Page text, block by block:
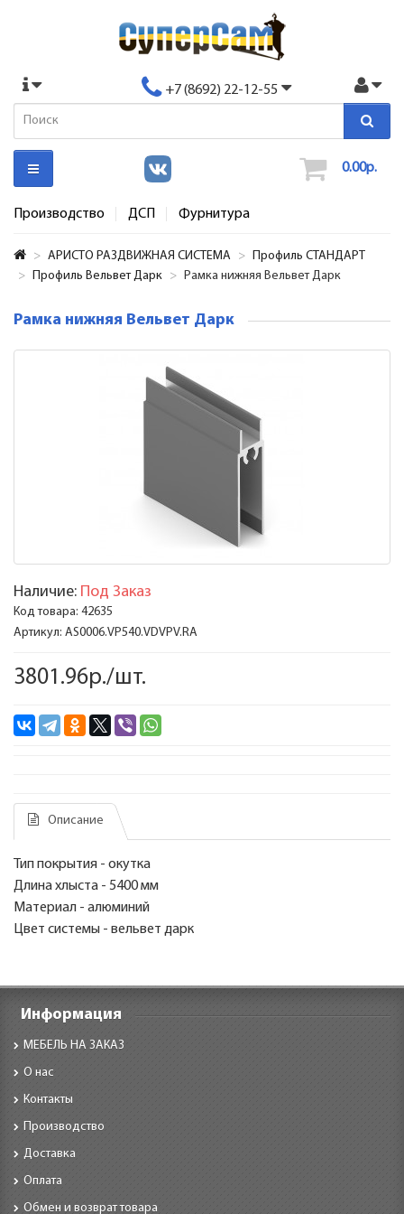
+7 (8692) 22-12-55
0.00р.
Производство ДСП Фурнитура
АРИСТО РАЗДВИЖНАЯ СИСТЕМА
Профиль СТАНДАРТ
Профиль Вельвет Дарк
Рамка нижняя Вельвет Дарк
Рамка нижняя Вельвет Дарк
Наличие: Под Заказ
Код товара: 42635
Артикул: AS0006.VP540.VDVPV.RA
3801.96р./шт.
Описание
Тип покрытия - окутка
Длина хлыста - 5400 мм
Материал - алюминий
Цвет системы - вельвет дарк
Информация
МЕБЕЛЬ НА ЗАКАЗ
О нас
Контакты
Производство
Доставка
Оплата
Обмен и возврат товара